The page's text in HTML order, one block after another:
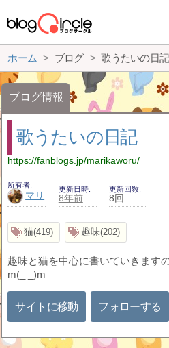
ホーム ブログ 歌うたいの日記
ブログ情報
歌うたいの日記
https://fanblogs.jp/marikaworu/
所有者
マリ
更新日時
8年前
更新回数
8回
猫 419 趣味 202
趣味と猫を中心に書いていきます
m(_ _)m
サイトに移動 フォローする